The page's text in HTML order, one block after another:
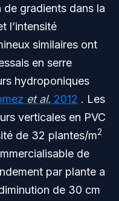
gradients dans la
l’intensité
similaires ont
en serre
hydroponiques
et al. 2012 . Les
verticales en PVC
de 32 plantes/m2
de
par plante a
de 30 cm